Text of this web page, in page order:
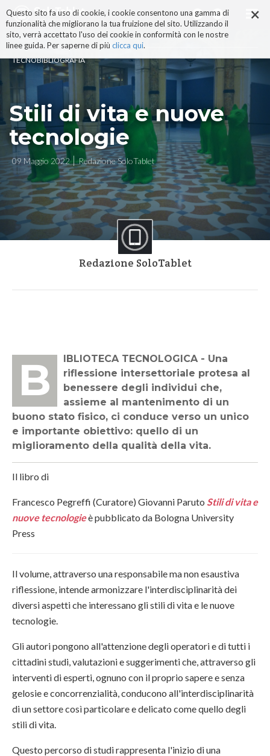
×
Questo sito fa uso di cookie, i cookie consentono una gamma di
funzionalità che migliorano la tua fruizione del sito. Utilizzando il
sito, verrà accettato l'uso dei cookie in conformità con le nostre
linee guida. Per saperne di più clicca qui.
ai
contenuti.
|
alla
navigazione
TECNOBIBLIOGRAFIA
Stili di vita e nuove
tecnologie
09 Maggio 2022 Redazione SoloTablet
Redazione SoloTablet
BIBLIOTECA TECNOLOGICA - Una
riflessione intersettoriale protesa al
benessere degli individui che,
assieme al mantenimento di un
buono stato fisico, ci conduce verso un unico
e importante obiettivo: quello di un
miglioramento della qualità della vita.
Il libro di
Francesco Pegreffi (Curatore) Giovanni Paruto Stili di vita e
nuove tecnologieè pubblicato da Bologna University
Press
Il volume, attraverso una responsabile ma non esaustiva
riflessione, intende armonizzare l'interdisciplinarità dei
diversi aspetti che interessano gli stili di vita e le nuove
tecnologie.
Gli autori pongono all'attenzione degli operatori e di tutti i
cittadini studi, valutazioni e suggerimenti che, attraverso gli
interventi di esperti, ognuno con il proprio sapere e senza
gelosie e concorrenzialità, conducono all'interdisciplinarità
di un settore così particolare e delicato come quello degli
stili di vita.
Questo percorso di studi rappresenta l'inizio di una